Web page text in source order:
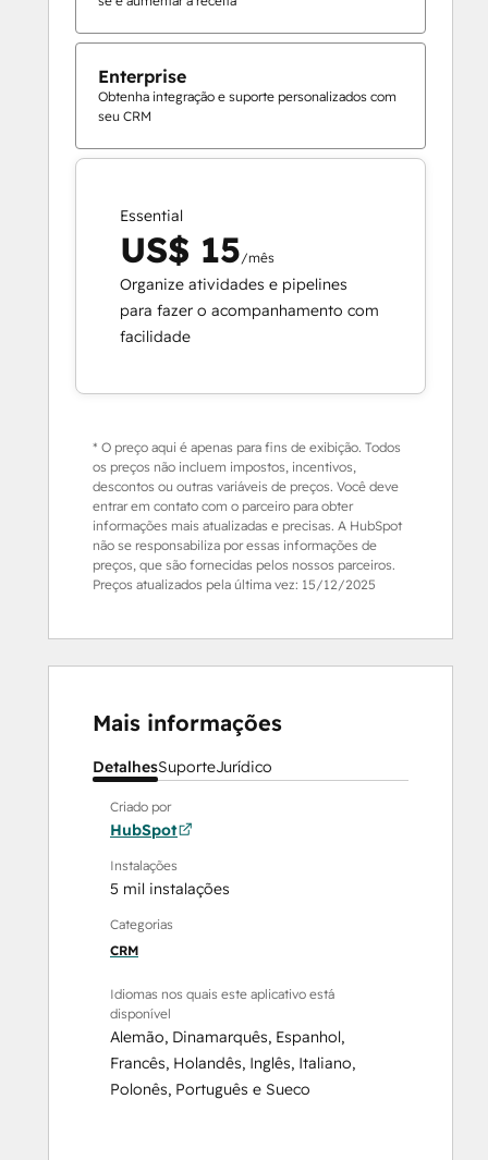
Enterprise
Obtenha integração e suporte personalizados com
seu CRM
Essential
US$ 15/mês
Organize atividades e pipelines
para fazer o acompanhamento com
facilidade
* O preço aqui é apenas para fins de exibição. Todos
os preços não incluem impostos, incentivos,
descontos ou outras variáveis de preços. Você deve
entrar em contato com o parceiro para obter
informações mais atualizadas e precisas. A HubSpot
não se responsabiliza por essas informações de
preços, que são fornecidas pelos nossos parceiros.
Preços atualizados pela última vez: 15/12/2025
Mais informações
DetalhesSuporteJurídico
Criado por
HubSpot
Instalações
5 mil instalações
Categorias
CRM
Idiomas nos quais este aplicativo está
disponível
Alemão, Dinamarquês, Espanhol,
Francês, Holandês, Inglês, Italiano,
Polonês, Português e Sueco